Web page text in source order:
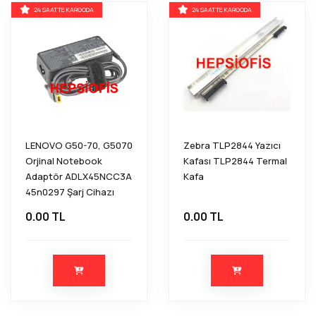
24 SAATTE KARGODA
LENOVO G50-70, G5070
Orjinal Notebook
Adaptör ADLX45NCC3A
45n0297 Şarj Cihazı
0.00 TL
24 SAATTE KARGODA
Zebra TLP2844 Yazıcı
Kafası TLP2844 Termal
Kafa
0.00 TL